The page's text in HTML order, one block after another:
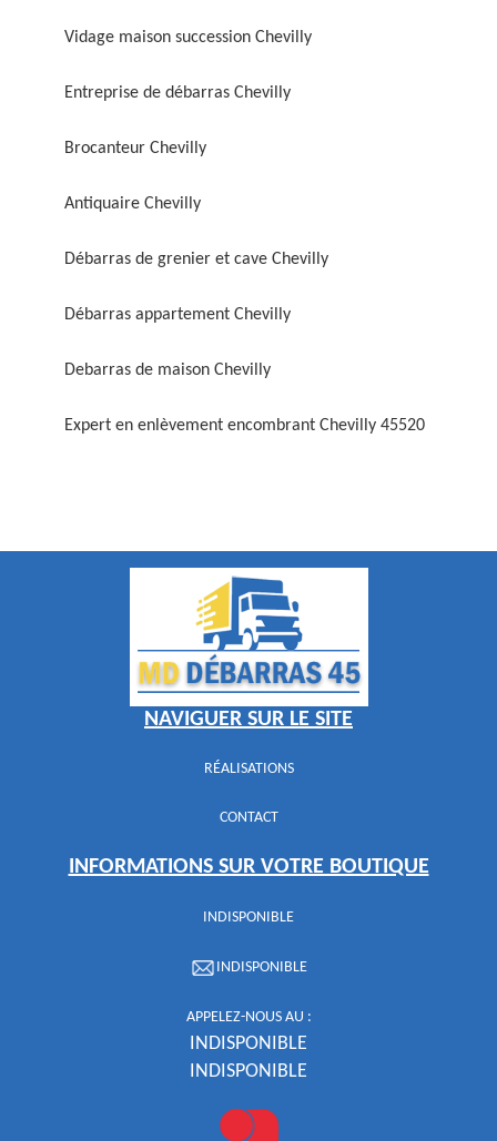
Vidage maison succession Chevilly
Entreprise de débarras Chevilly
Brocanteur Chevilly
Antiquaire Chevilly
Débarras de grenier et cave Chevilly
Débarras appartement Chevilly
Debarras de maison Chevilly
Expert en enlèvement encombrant Chevilly 45520
NAVIGUER SUR LE SITE
RÉALISATIONS
CONTACT
INFORMATIONS SUR VOTRE BOUTIQUE
INDISPONIBLE
INDISPONIBLE
APPELEZ-NOUS AU :
INDISPONIBLE
INDISPONIBLE